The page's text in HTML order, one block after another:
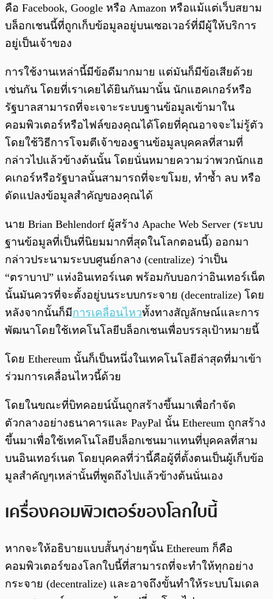
คือ Facebook, Google หรือ Amazon หรือแม้แต่เว็บสยาม
บล็อกเชนนี้ที่ถูกเก็บข้อมูลอยู่บนเซอเวอร์ที่มีผู้ให้บริการ
อยู่เป็นเจ้าของ
การใช้งานเหล่านี้มีข้อดีมากมาย แต่มันก็มีข้อเสียด้วย
เช่นกัน โดยที่เราเคยได้ยินกันมานั้น นักแฮคเกอร์หรือ
รัฐบาลสามารถที่จะเจาะระบบฐานข้อมูลเข้ามาใน
คอมพิวเตอร์หรือไฟล์ของคุณได้โดยที่คุณอาจจะไม่รู้ตัว
โดยใช้วิธีการโจมตีเจ้าของฐานข้อมูลบุคคลที่สามที่
กล่าวไปแล้วข้างต้นนั้น โดยนั่นหมายความว่าพวกนักแฮ
คเกอร์หรือรัฐบาลนั้นสามารถที่จะขโมย, ทำซ้ำ ลบ หรือ
ดัดแปลงข้อมูลสำคัญของคุณได้
นาย Brian Behlendorf ผู้สร้าง Apache Web Server (ระบบ
ฐานข้อมูลที่เป็นที่นิยมมากที่สุดในโลกตอนนี้) ออกมา
กล่าวประนามระบบศูนย์กลาง (centralize) ว่าเป็น
“ตราบาป” แห่งอินเทอร์เนต พร้อมกับบอกว่าอินเทอร์เน็ต
นั้นมันควรที่จะตั้งอยู่บนระบบกระจาย (decentralize) โดย
หลังจากนั้นก็มีการเคลื่อนไหวทั้งทางสัญลักษณ์และการ
พัฒนาโดยใช้เทคโนโลยีบล็อกเชนเพื่อบรรลุเป้าหมายนี้
โดย Ethereum นั้นก็เป็นหนึ่งในเทคโนโลยีล่าสุดที่มาเข้า
ร่วมการเคลื่อนไหวนี้ด้วย
โดยในขณะที่บิทคอยน์นั้นถูกสร้างขึ้นมาเพื่อกำจัด
ตัวกลางอย่างธนาคารและ PayPal นั้น Ethereum ถูกสร้าง
ขึ้นมาเพื่อใช้เทคโนโลยีบล็อกเชนมาแทนที่บุคคลที่สาม
บนอินเทอร์เนต โดยบุคคลที่ว่านี้คือผู้ที่ตั้งตนเป็นผู้เก็บข้อ
มูลสำคัญๆเหล่านั้นที่พูดถึงไปแล้วข้างต้นนั่นเอง
เครื่องคอมพิวเตอร์ของโลกใบนี้
หากจะให้อธิบายแบบสั้นๆง่ายๆนั้น Ethereum ก็คือ
คอมพิวเตอร์ของโลกใบนี้ที่สามารถที่จะทำให้ทุกอย่าง
กระจาย (decentralize) และอาจถึงขั้นทำให้ระบบโมเดล